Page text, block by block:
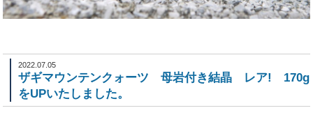
2022.07.05
ザギマウンテンクォーツ 母岩付き結晶 レア! 170g
をUPいたしました。